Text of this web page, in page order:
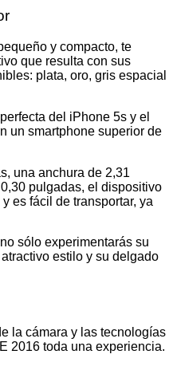
y compacto, te
que resulta con sus
plata, oro, gris espacial
del iPhone 5s y el
un smartphone superior de
una anchura de 2,31
pulgadas, el dispositivo
es fácil de transportar, ya
sólo experimentarás su
estilo y su delgado
la cámara y las tecnologías
2016 toda una experiencia.